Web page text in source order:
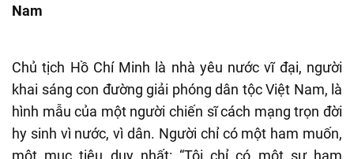
Nam
Chủ tịch Hồ Chí Minh là nhà yêu nước vĩ đại, người
khai sáng con đường giải phóng dân tộc Việt Nam, là
hình mẫu của một người chiến sĩ cách mạng trọn đời
hy sinh vì nước, vì dân. Người chỉ có một ham muốn,
một mục tiêu duy nhất: “Tôi chỉ có một sự ham